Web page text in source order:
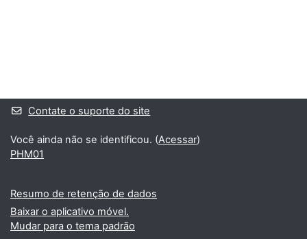
Contate o suporte do site
Você ainda não se identificou. (Acessar)
PHM01
Resumo de retenção de dados
Baixar o aplicativo móvel.
Mudar para o tema padrão